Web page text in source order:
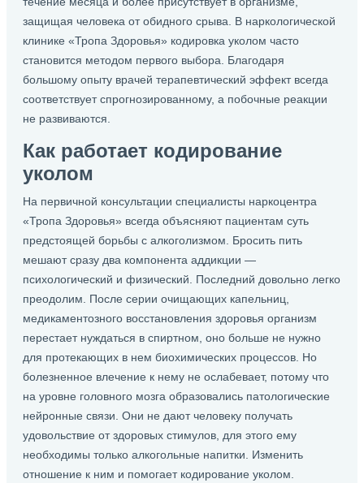
защищая человека от обидного срыва. В наркологической
клинике «Тропа Здоровья» кодировка уколом часто
становится методом первого выбора. Благодаря
большому опыту врачей терапевтический эффект всегда
соответствует спрогнозированному, а побочные реакции
не развиваются.
Как работает кодирование
уколом
На первичной консультации специалисты наркоцентра
«Тропа Здоровья» всегда объясняют пациентам суть
предстоящей борьбы с алкоголизмом. Бросить пить
мешают сразу два компонента аддикции —
психологический и физический. Последний довольно легко
преодолим. После серии очищающих капельниц,
медикаментозного восстановления здоровья организм
перестает нуждаться в спиртном, оно больше не нужно
для протекающих в нем биохимических процессов. Но
болезненное влечение к нему не ослабевает, потому что
на уровне головного мозга образовались патологические
нейронные связи. Они не дают человеку получать
удовольствие от здоровых стимулов, для этого ему
необходимы только алкогольные напитки. Изменить
отношение к ним и помогает кодирование уколом.